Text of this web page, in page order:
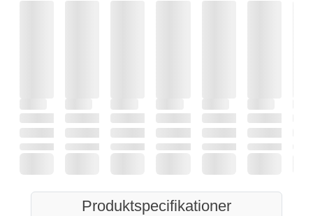
Produktspecifikationer